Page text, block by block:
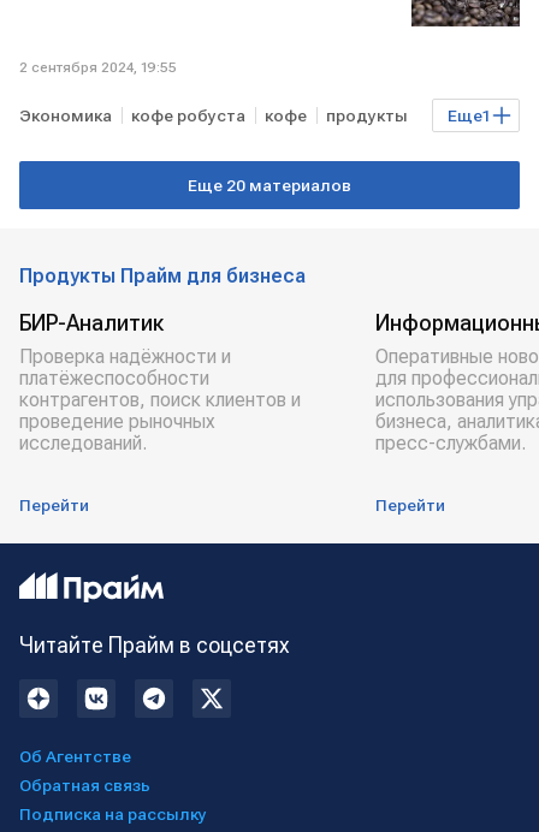
2 сентября 2024, 19:55
Еще1
Экономика кофе робуста кофе продукты
биржевые торги
Еще 20 материалов
Продукты Прайм для бизнеса
БИР-Аналитик
Проверка надёжности и
платёжеспособности
контрагентов, поиск клиентов и
проведение рыночных
исследований.
Перейти
Оперативные
для
использования
бизнеса,
пресс-службами.
Перейти
Читайте Прайм в соцсетях
Об Агентстве
Обратная связь
Подписка на рассылку